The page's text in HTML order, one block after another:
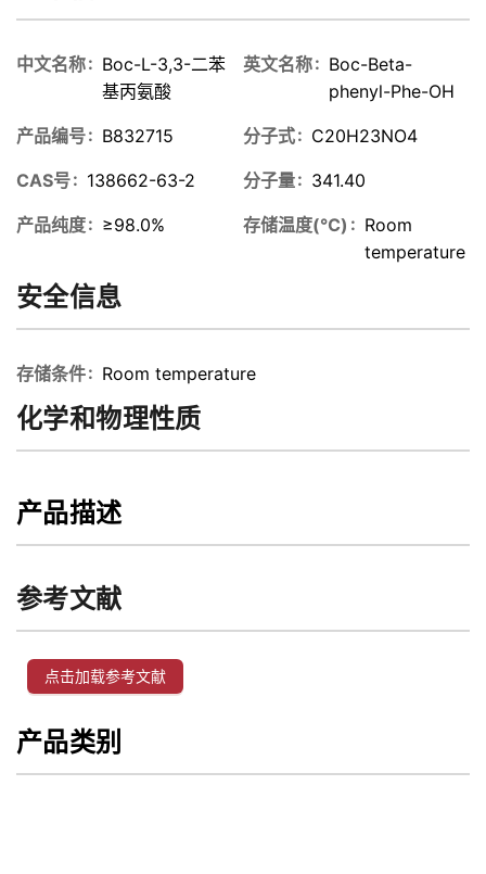
中文名称
Boc-L-3,3-二苯
基丙氨酸
英文名称
Boc-Beta-
phenyl-Phe-OH
产品编号 B832715 分子式 C20H23NO4
CAS号 138662-63-2 分子量 341.40
产品纯度 ≥98.0% 存储温度(℃)
Room
temperature
安全信息
存储条件 Room temperature
化学和物理性质
产品描述
参考文献
点击加载参考文献
产品类别